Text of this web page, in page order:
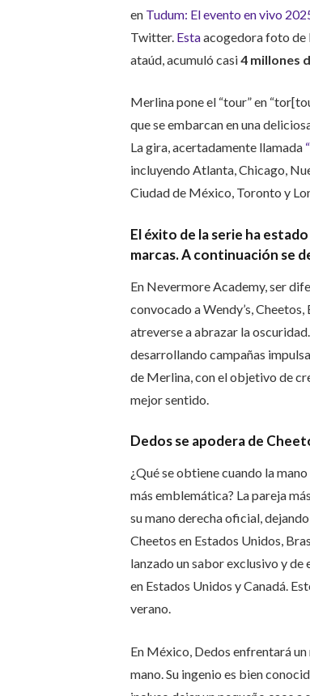
en Tudum: El evento en vivo
Twitter. Estaacogedora foto de
ataúd, acumuló casi4 millones
Merlina pone el “tour” en
que se embarcan en una
La gira, acertadamente llamada
incluyendo Atlanta, Chicago,
Ciudad de México, Toronto y
El éxito de la serie ha
marcas. A continuación se
En Nevermore Academy, ser
convocado a Wendy’s,
atreverse a abrazar la
desarrollando campañas
de Merlina, con el objetivo de
mejor sentido.
Dedos se apodera de
¿Qué se obtiene cuando la
más emblemática? La pareja
su mano derecha oficial,
Cheetos en Estados Unidos,
lanzado un sabor exclusivo y
en Estados Unidos y Canadá.
verano.
En México, Dedos enfrentará
mano. Su ingenio es bien